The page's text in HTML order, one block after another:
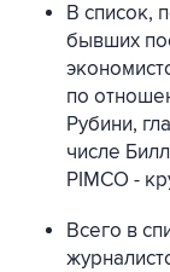
В список,
бывших
по
Рубини,
числе
PIMCO -
Всего в